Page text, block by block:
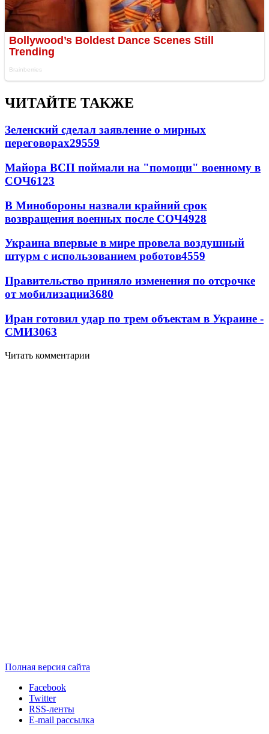
ЧИТАЙТЕ ТАКЖЕ
Зеленский сделал заявление о мирных
переговорах29559
Майора ВСП поймали на "помощи" военному в
СОЧ6123
В Минобороны назвали крайний срок
возвращения военных после СОЧ4928
Украина впервые в мире провела воздушный
штурм с использованием роботов4559
Правительство приняло изменения по отсрочке
от мобилизации3680
Иран готовил удар по трем объектам в Украине -
СМИ3063
Читать комментарии
Полная версия сайта
Facebook
Twitter
RSS-ленты
E-mail рассылка